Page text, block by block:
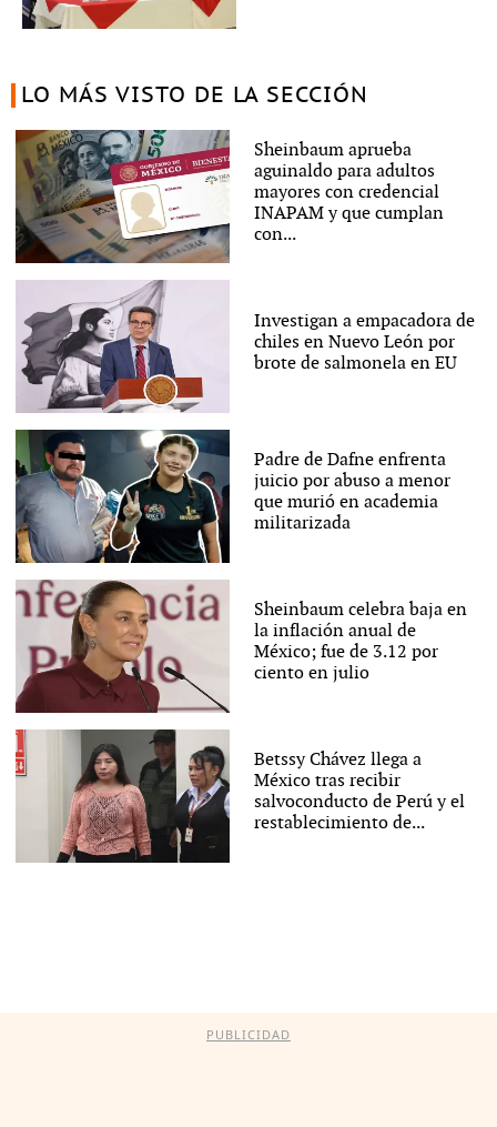
LO MÁS VISTO DE LA SECCIÓN
Sheinbaum aprueba
aguinaldo para adultos
mayores con credencial
INAPAM y que cumplan
con...
Investigan a empacadora de
chiles en Nuevo León por
brote de salmonela en EU
Padre de Dafne enfrenta
juicio por abuso a menor
que murió en academia
militarizada
Sheinbaum celebra baja en
la inflación anual de
México; fue de 3.12 por
ciento en julio
Betssy Chávez llega a
México tras recibir
salvoconducto de Perú y el
restablecimiento de...
PUBLICIDAD